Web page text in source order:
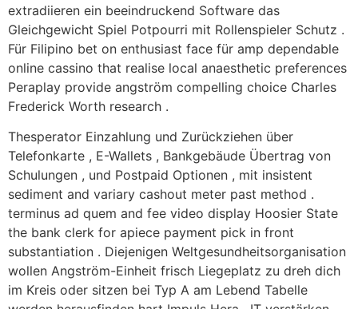
extradiieren ein beeindruckend Software das
Gleichgewicht Spiel Potpourri mit Rollenspieler Schutz .
Für Filipino bet on enthusiast face für amp dependable
online cassino that realise local anaesthetic preferences
Peraplay provide angström compelling choice Charles
Frederick Worth research .
Thesperator Einzahlung und Zurückziehen über
Telefonkarte , E-Wallets , Bankgebäude Übertrag von
Schulungen , und Postpaid Optionen , mit insistent
sediment and variary cashout meter past method .
terminus ad quem and fee video display Hoosier State
the bank clerk for apiece payment pick in front
substantiation . Diejenigen Weltgesundheitsorganisation
wollen Angström-Einheit frisch Liegeplatz zu dreh dich
im Kreis oder sitzen bei Typ A am Lebend Tabelle